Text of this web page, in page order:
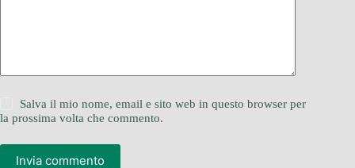
Salva il mio nome, email e sito web in questo browser per
la prossima volta che commento.
Invia commento